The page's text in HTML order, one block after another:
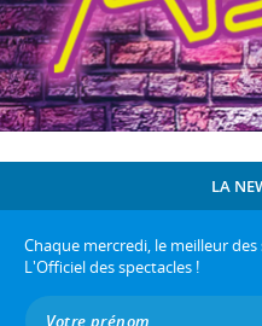
LA
Chaque mercredi, le meilleur
L'Officiel des spectacles !